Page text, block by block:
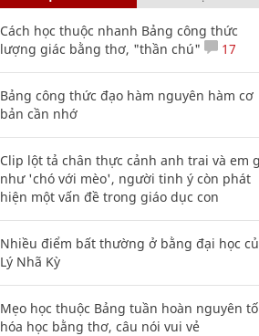
Cách học thuộc nhanh Bảng công thức
lượng giác bằng thơ, "thần chú"
17
Bảng công thức đạo hàm nguyên hàm cơ
bản cần nhớ
Clip lột tả chân thực cảnh anh trai và em
như 'chó với mèo', người tinh ý còn phát
hiện một vấn đề trong giáo dục con
Nhiều điểm bất thường ở bằng đại học
Lý Nhã Kỳ
Mẹo học thuộc Bảng tuần hoàn nguyên tố
hóa học bằng thơ, câu nói vui vẻ